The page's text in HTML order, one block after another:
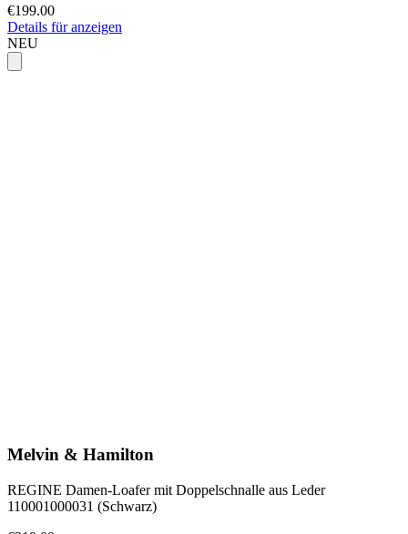
€199.00
Details für anzeigen
NEU
Melvin & Hamilton
REGINE Damen-Loafer mit Doppelschnalle aus Leder
110001000031 (Schwarz)